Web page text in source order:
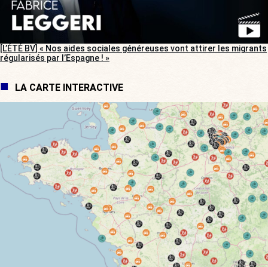
[L’ÉTÉ BV] « Nos aides sociales généreuses vont attirer les migrants
régularisés par l’Espagne ! »
LA CARTE INTERACTIVE